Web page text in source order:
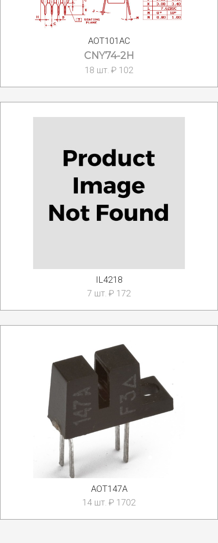
АОТ101АС
CNY74-2H
18 шт. ₽ 102
IL4218
7 шт. ₽ 172
АОТ147А
14 шт. ₽ 1702